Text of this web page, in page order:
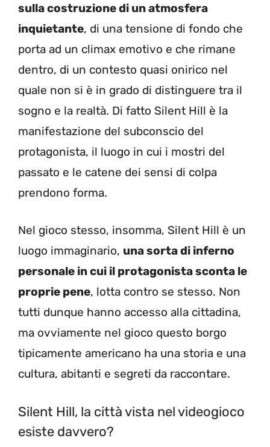
sulla costruzione di un atmosfera
inquietante, di una tensione di fondo che
porta ad un climax emotivo e che rimane
dentro, di un contesto quasi onirico nel
quale non si è in grado di distinguere tra il
sogno e la realtà. Di fatto Silent Hill è la
manifestazione del subconscio del
protagonista, il luogo in cui i mostri del
passato e le catene dei sensi di colpa
prendono forma.
Nel gioco stesso, insomma, Silent Hill è un
luogo immaginario, una sorta di inferno
personale in cui il protagonista sconta le
proprie pene, lotta contro se stesso. Non
tutti dunque hanno accesso alla cittadina,
ma ovviamente nel gioco questo borgo
tipicamente americano ha una storia e una
cultura, abitanti e segreti da raccontare.
Silent Hill, la città vista nel videogioco
esiste davvero?